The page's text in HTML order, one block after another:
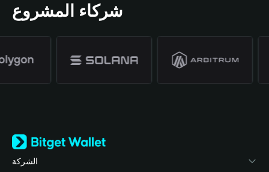
شركاء المشروع
الشركة